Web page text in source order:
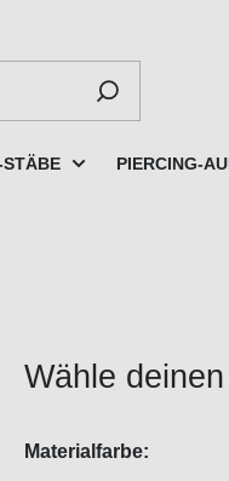
STÄBE PIERCING-
Wähle
Materialfarbe: